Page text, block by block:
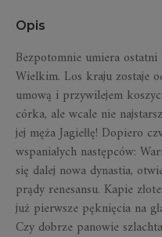
Opis
Bezpotomnie umiera
Wielkim. Los kraju zostaje
umową i przywilejem
córka, ale wcale nie
jej męża Jagiełłę! Dopiero
wspaniałych następców:
się dalej nowa dynastia,
prądy renesansu. Kapie
już pierwsze pęknięcia na
Czy dobrze panowie